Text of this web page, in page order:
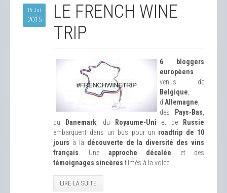
16 Jui
2015
LE FRENCH WINE
TRIP
6 bloggers
européens
venus de
Belgique
d'Allemagne
des
Pays-Bas
du
Danemark, du Royaume-Uni et de
Russie
embarquent dans un bus pour un roadtrip de 10
jours à la découverte de la diversité des vins
français . Une approche décalée et des
témoignages sincères filmés à la volée...
LIRE LA SUITE